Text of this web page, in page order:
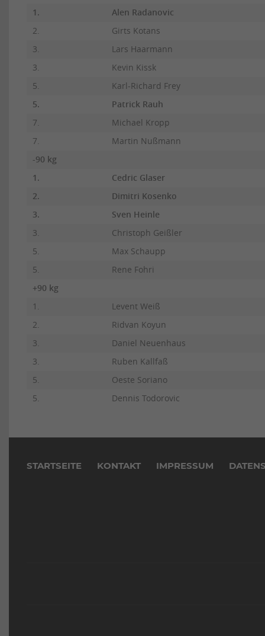
1.
Alen Radanovic
2.
Girts Kotans
3.
Lars Haarmann
3.
Kevin Kissk
5.
Karl-Richard Frey
5.
Patrick Rauh
7.
Michael Kropp
7.
Martin Nußmann
-90 kg
1.
Cedric Glaser
2.
Dimitri Kosenko
3.
Sven Heinle
3.
Christoph Geißler
5.
Max Schaupp
5.
Rene Fohri
+90 kg
1.
Levent Weiß
2.
Ridvan Koyun
3.
Daniel Neuenhaus
3.
Ruben Kallfaß
5.
Oeste Soriano
5.
Dennis Todorovic
STARTSEITE KONTAKT IMPRESSUM